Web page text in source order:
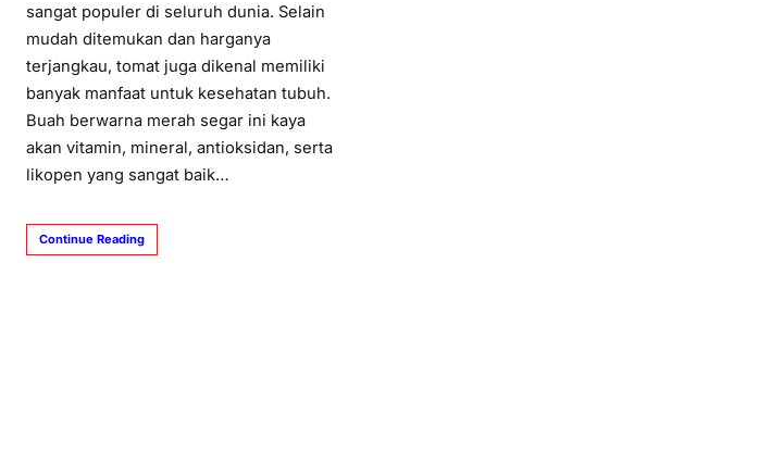
sangat populer di seluruh dunia. Selain
mudah ditemukan dan harganya
terjangkau, tomat juga dikenal memiliki
banyak manfaat untuk kesehatan tubuh.
Buah berwarna merah segar ini kaya
akan vitamin, mineral, antioksidan, serta
likopen yang sangat baik…
Continue Reading